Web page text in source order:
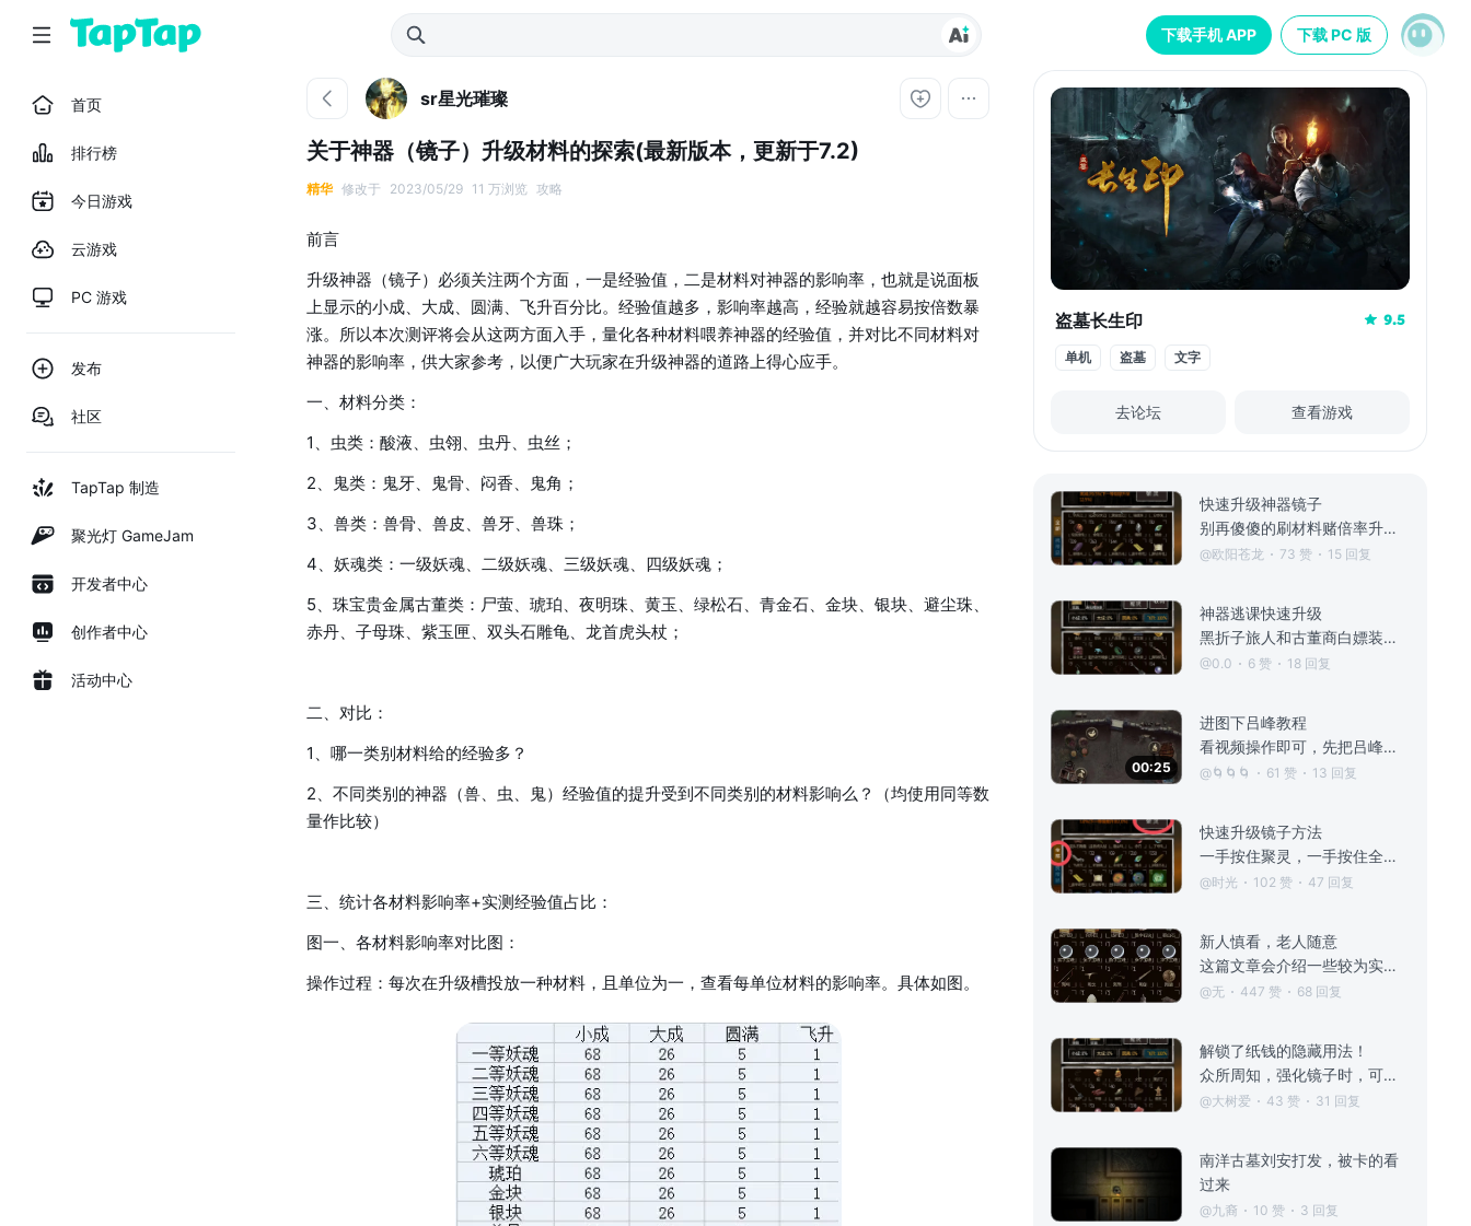
下载手机 APP 下载 PC 版
首页
排行榜
今日游戏
云游戏
PC 游戏
发布
社区
TapTap 制造
聚光灯 GameJam
开发者中心
创作者中心
活动中心
sr星光璀璨
关于神器（镜子）升级材料的探索(最新版本，更新于7.2)
精华 修改于 2023/05/29 11 万浏览 攻略
前言
升级神器（镜子）必须关注两个方面，一是经验值，二是材料对神器的影响率，也就是说面板
上显示的小成、大成、圆满、飞升百分比。经验值越多，影响率越高，经验就越容易按倍数暴
涨。所以本次测评将会从这两方面入手，量化各种材料喂养神器的经验值，并对比不同材料对
神器的影响率，供大家参考，以便广大玩家在升级神器的道路上得心应手。
一、材料分类：
1、虫类：酸液、虫翎、虫丹、虫丝；
2、鬼类：鬼牙、鬼骨、闷香、鬼角；
3、兽类：兽骨、兽皮、兽牙、兽珠；
4、妖魂类：一级妖魂、二级妖魂、三级妖魂、四级妖魂；
5、珠宝贵金属古董类：尸萤、琥珀、夜明珠、黄玉、绿松石、青金石、金块、银块、避尘珠、
赤丹、子母珠、紫玉匣、双头石雕龟、龙首虎头杖；
二、对比：
1、哪一类别材料给的经验多？
2、不同类别的神器（兽、虫、鬼）经验值的提升受到不同类别的材料影响么？（均使用同等数
量作比较）
三、统计各材料影响率+实测经验值占比：
图一、各材料影响率对比图：
操作过程：每次在升级槽投放一种材料，且单位为一，查看每单位材料的影响率。具体如图。
盗墓长生印 9.5
单机 盗墓 文字
去论坛 查看游戏
快速升级神器镜子
别再傻傻的刷材料赌倍率升级神器了，这个方法可以保证神器升级100%获取3倍经验。（前提:需要将地图推进到南阳古墓，用聚宝盆获取纸钱） 操作步骤: 1.打开仓库，在仓库里选择要升级神器。 2.按住左侧“全部”不松，点击“聚灵”，然后松开“全部”就能在神器聚灵材料中显示背包全部物品了。 3.添加任意加经验的材料和任意数量（干粮、水、肉、铁、钱等都能加经验，别把任务物品丢进去，不知道会不会有bug），再
@欧阳苍龙 73 赞 15 回复
神器逃课快速升级
黑折子旅人和古董商白嫖装备，用4星装备升级神器几个就满了。
@0.0 6 赞 18 回复
00:25
进图下吕峰教程
看视频操作即可，先把吕峰放6号位 1.长按吕峰不要松开 2.长按要上的角色不要松开 3.长按下一步不要松开 4.等个几秒松开下一步 5.松开吕峰 6.松开要上阵的角色 听到两声 哒 的声音后，就表示换人成功，就可以进墓了（松开吕峰后一声哒，松开要上阵的角色一声哒，少了一声就表示没成功）#盗墓长生印
@🌀🌀🌀 61 赞 13 回复
快速升级镜子方法
一手按住聚灵，一手按住全部， 然后先松聚灵，后松全部。 就可以让用普通材料当升级材料。
@时光 102 赞 47 回复
新人慎看，老人随意
这篇文章会介绍一些较为实用的邪道技巧，包括不限于：自定义阵容、保留剧情道具、刷八宝盒、快速升级镜子、跳关技巧等内容。 新人的话，建议是先别用邪道，而是靠着自己的摸索，堂堂正正地过完一遍剧情。倘若喜欢这款游戏，想要重新开始，就可以重置进度，然后大大方方地利用邪道了。 1、低消耗生存 最极限的情况下，只需要携带1个干粮、1个火把、1个撬棍、1个铁铲、1个解药、1个秘制药，就可以在任意墓中永远生存下去。
@无 447 赞 68 回复
解锁了纸钱的隐藏用法！
众所周知，强化镜子时，可以通过同时点聚灵和左边的全部来用全部材料聚灵。这时候就可以放入没用但取之不尽的纸钱。可以发现虽然不加经验但是可以增加飞升概率！再也不用凑一大堆材料攒飞升了！
@大树爱 43 赞 31 回复
南洋古墓刘安打发，被卡的看
过来
@九裔 10 赞 3 回复